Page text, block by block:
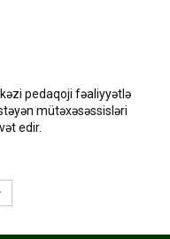
pedaqoji fəaliyyətlə
mütəxəsəssisləri
edir.